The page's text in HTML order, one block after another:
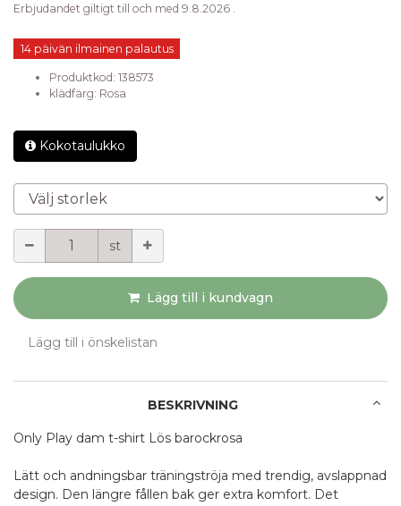
Erbjudandet giltigt till och med 9.8.2026 .
14 päivän ilmainen palautus
Produktkod: 138573
klädfärg: Rosa
Kokotaulukko
Välj storlek
st
Lägg till i kundvagn
Lägg till i önskelistan
BESKRIVNING
Only Play dam t-shirt Lös barockrosa
Lätt och andningsbar träningströja med trendig, avslappnad
design. Den längre fållen bak ger extra komfort. Det